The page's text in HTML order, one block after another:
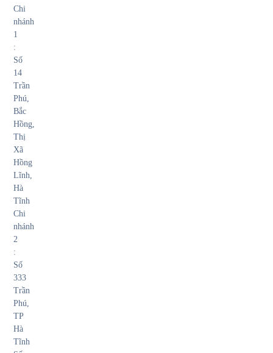
Chi
nhánh
1
:
Số
14
Trần
Phú,
Bắc
Hồng,
Thị
Xã
Hồng
Lĩnh,
Hà
Tĩnh
Chi
nhánh
2
:
Số
333
Trần
Phú,
TP
Hà
Tĩnh